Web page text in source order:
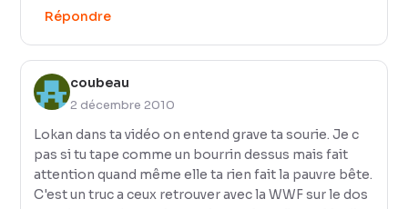
Répondre
coubeau
2 décembre 2010
Lokan dans ta vidéo on entend grave ta sourie. Je c
pas si tu tape comme un bourrin dessus mais fait
attention quand même elle ta rien fait la pauvre bête.
C'est un truc a ceux retrouver avec la WWF sur le dos